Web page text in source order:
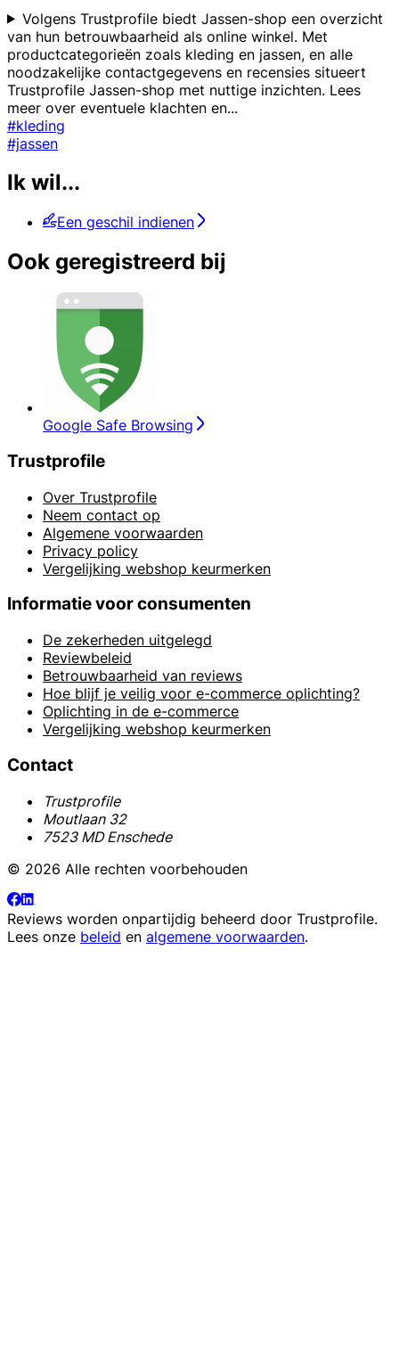
Volgens Trustprofile biedt Jassen-shop een overzicht
van hun betrouwbaarheid als online winkel. Met
productcategorieën zoals kleding en jassen, en alle
noodzakelijke contactgegevens en recensies situeert
Trustprofile Jassen-shop met nuttige inzichten. Lees
meer over eventuele klachten en...
#kleding
#jassen
Ik wil...
Een geschil indienen
Ook geregistreerd bij
Google Safe Browsing
Trustprofile
Over Trustprofile
Neem contact op
Algemene voorwaarden
Privacy policy
Vergelijking webshop keurmerken
Informatie voor consumenten
De zekerheden uitgelegd
Reviewbeleid
Betrouwbaarheid van reviews
Hoe blijf je veilig voor e-commerce oplichting?
Oplichting in de e-commerce
Vergelijking webshop keurmerken
Contact
Trustprofile
Moutlaan 32
7523 MD Enschede
© 2026 Alle rechten voorbehouden
Reviews worden onpartijdig beheerd door Trustprofile.
Lees onze beleid en algemene voorwaarden.